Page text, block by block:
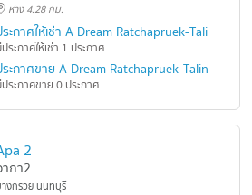
ห่าง 4.28 กม.
ะกาศให้เช่า A Dream Ratchapruek-Taling Chan
ระกาศให้เช่า 1 ประกาศ
ะกาศขาย A Dream Ratchapruek-Taling Chan
ระกาศขาย 0 ประกาศ
2
ภา2
งกรวย นนทบุรี